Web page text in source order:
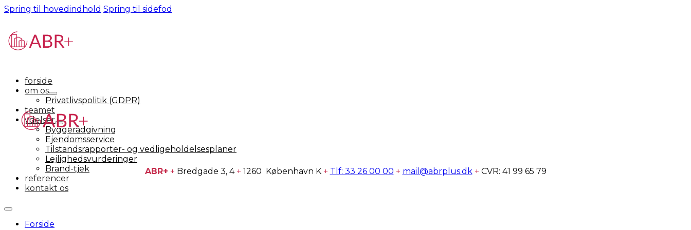
Spring til hovedindhold Spring til sidefod
forside
om os
Privatlivspolitik (GDPR)
teamet
ydelser
Byggerådgivning
Ejendomsservice
Tilstandsrapporter- og vedligeholdelsesplaner
Lejlighedsvurderinger
Brand-tjek
referencer
kontakt os
Forside
ABR+ + Bredgade 3, 4+ 1260 København K + Tlf: 33 26 00 00 + mail@abrplus.dk + CVR: 41 99 65 79